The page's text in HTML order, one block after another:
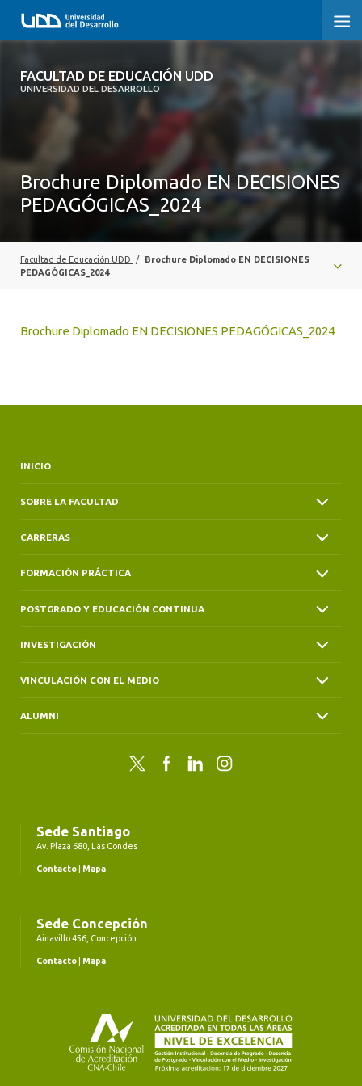
FACULTAD DE EDUCACIÓN UDD
UNIVERSIDAD DEL DESARROLLO
FACULTAD DE EDUCACIÓN UDD
CARRERAS
POSTGRADO Y EDUCACIÓN CONTINUA
VINCULACIÓN CON EL MEDIO
Brochure Diplomado EN DECISIONES
PEDAGÓGICAS_2024
Facultad de Educación UDD /
Brochure Diplomado EN DECISIONES
PEDAGÓGICAS_2024
Brochure Diplomado EN DECISIONES PEDAGÓGICAS_2024
INICIO
SOBRE LA FACULTAD
CARRERAS
FORMACIÓN PRÁCTICA
POSTGRADO Y EDUCACIÓN CONTINUA
INVESTIGACIÓN
VINCULACIÓN CON EL MEDIO
ALUMNI
Twitter FacebookLinkedInInstagram
Sede Santiago
Av. Plaza 680, Las Condes
Contacto Mapa
Sede Concepción
Ainavillo 456, Concepción
Contacto Mapa